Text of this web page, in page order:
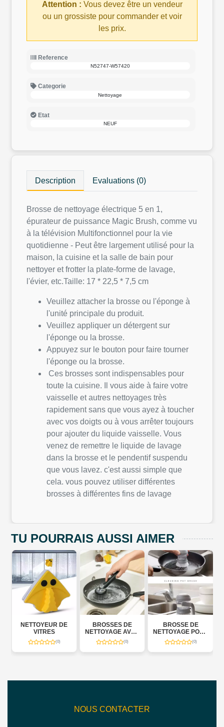
Attention : Vous devez être un vendeur
ou un grossiste pour commander et voir
les prix.
Reference
N52747-W57420
Categorie
Nettoyage
Etat
NEUF
Description Evaluations (0)
Brosse de nettoyage électrique 5 en 1,
épurateur de puissance Magic Brush, comme vu
à la télévision Multifonctionnel pour la vie
quotidienne - Peut être largement utilisé pour la
maison, la cuisine et la salle de bain pour
nettoyer et frotter la plate-forme de lavage,
l'évier, etc.Taille: 17 * 22,5 * 7,5 cm
Veuillez attacher la brosse ou l'éponge à
l'unité principale du produit.
Veuillez appliquer un détergent sur
l'éponge ou la brosse.
Appuyez sur le bouton pour faire tourner
l'éponge ou la brosse.
Ces brosses sont indispensables pour
toute la cuisine. Il vous aide à faire votre
vaisselle et autres nettoyages très
rapidement sans que vous ayez à toucher
avec vos doigts ou à vous arrêter toujours
pour ajouter du liquide vaisselle. Vous
venez de remettre le liquide de lavage
dans la brosse et le pendentif suspendu
que vous lavez. c'est aussi simple que
cela. vous pouvez utiliser différentes
brosses à différentes fins de lavage
TU POURRAIS AUSSI AIMER
DE
(0)
BROSSES DE
NETTOYAGE AVEC
DISTRIBUTEUR
SAVON 3 EN 1
(0)
BROSSE DE
NETTOYAGE POUR
CUISINE(0)
PORTE-
NOUS CONTACTER